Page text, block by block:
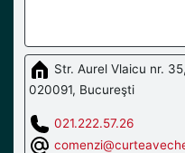
Str. Aurel Vlaicu nr.
020091, Bucureşti
021.222.57.26